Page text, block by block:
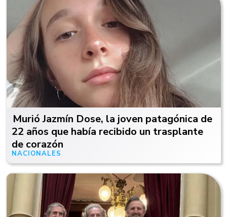
Murió Jazmín Dose, la joven patagónica de
22 años que había recibido un trasplante
de corazón
NACIONALES